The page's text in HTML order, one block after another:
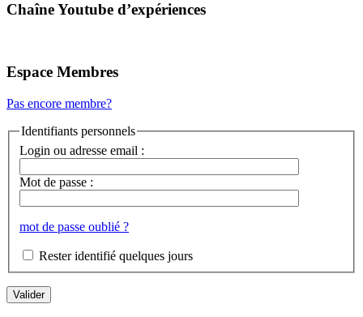
Chaîne Youtube d’expériences
Espace Membres
Pas encore membre?
Identifiants personnels
Login ou adresse email :
Mot de passe :
mot de passe oublié ?
Rester identifié quelques jours